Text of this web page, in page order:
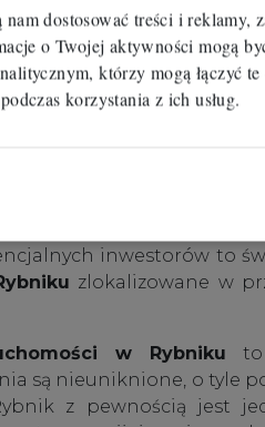
dostosować treści i reklamy,
o Twojej aktywności mogą
którzy mogą łączyć
korzystania z ich usług.
dostępny. To z kolei
związane z
przeznaczone pod
czyli zakupu
w Rybniku
lokalnej. Mieszkańcy
inwestorów to
zlokalizowane w
w Rybniku to
są nieuniknione, o tyle
z pewnością jest